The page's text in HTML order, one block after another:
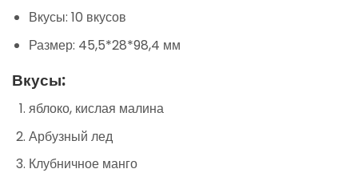
Вкусы: 10 вкусов
Размер: 45,5*28*98,4 мм
Вкусы:
яблоко, кислая малина
Арбузный лед
Клубничное манго